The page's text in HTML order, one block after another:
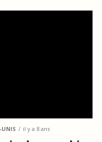
UNIS il y a 8 ans